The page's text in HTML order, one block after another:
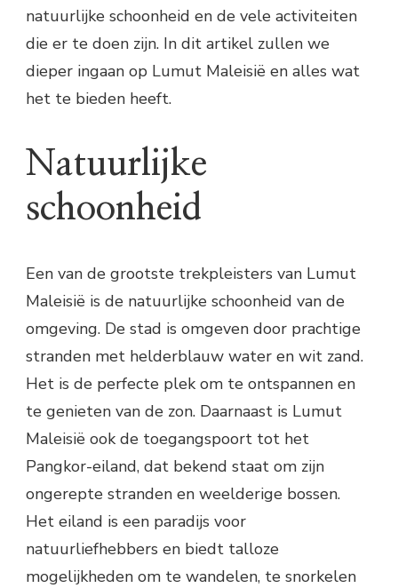
natuurlijke schoonheid en de vele activiteiten
die er te doen zijn. In dit artikel zullen we
dieper ingaan op Lumut Maleisië en alles wat
het te bieden heeft.
Natuurlijke
schoonheid
Een van de grootste trekpleisters van Lumut
Maleisië is de natuurlijke schoonheid van de
omgeving. De stad is omgeven door prachtige
stranden met helderblauw water en wit zand.
Het is de perfecte plek om te ontspannen en
te genieten van de zon. Daarnaast is Lumut
Maleisië ook de toegangspoort tot het
Pangkor-eiland, dat bekend staat om zijn
ongerepte stranden en weelderige bossen.
Het eiland is een paradijs voor
natuurliefhebbers en biedt talloze
mogelijkheden om te wandelen, te snorkelen